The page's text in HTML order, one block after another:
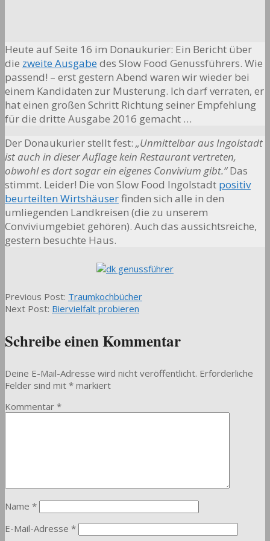
Heute auf Seite 16 im Donaukurier: Ein Bericht über
die zweite Ausgabe des Slow Food Genussführers. Wie
passend! – erst gestern Abend waren wir wieder bei
einem Kandidaten zur Musterung. Ich darf verraten, er
hat einen großen Schritt Richtung seiner Empfehlung
für die dritte Ausgabe 2016 gemacht …
Der Donaukurier stellt fest: „Unmittelbar aus Ingolstadt
ist auch in dieser Auflage kein Restaurant vertreten,
obwohl es dort sogar ein eigenes Convivium gibt.“Das
stimmt. Leider! Die von Slow Food Ingolstadt positiv
beurteilten Wirtshäuserfinden sich alle in den
umliegenden Landkreisen (die zu unserem
Conviviumgebiet gehören). Auch das aussichtsreiche,
gestern besuchte Haus.
2014-
10-
Previous Post: Traumkochbücher
Next Post: Biervielfalt probieren
Schreibe einen Kommentar
Deine E-Mail-Adresse wird nicht veröffentlicht. Erforderliche
Felder sind mit * markiert
Kommentar *
Name *
E-Mail-Adresse *